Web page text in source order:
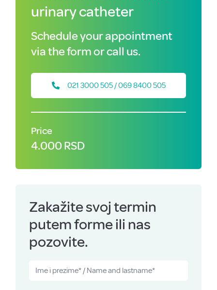
urinary catheter
Schedule your appointment
via the form or call us.
021 3000 505 / 069 8400 505
Price
4.000 RSD
Zakažite svoj termin
putem forme ili nas
pozovite.